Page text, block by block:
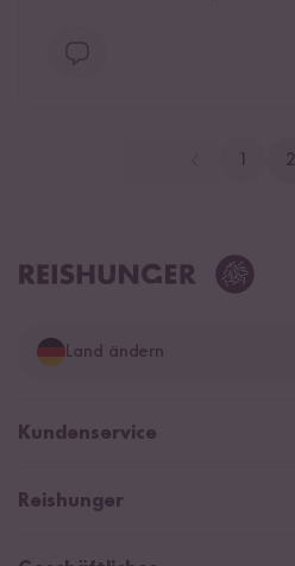
1 2
Land ändern
Deutschland
Kundenservice
Help Center & FAQ
Reishunger
Newsletter